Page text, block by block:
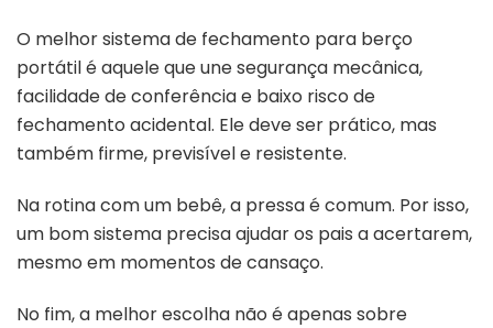
O melhor sistema de fechamento para berço
portátil é aquele que une segurança mecânica,
facilidade de conferência e baixo risco de
fechamento acidental. Ele deve ser prático, mas
também firme, previsível e resistente.
Na rotina com um bebê, a pressa é comum. Por isso,
um bom sistema precisa ajudar os pais a acertarem,
mesmo em momentos de cansaço.
No fim, a melhor escolha não é apenas sobre